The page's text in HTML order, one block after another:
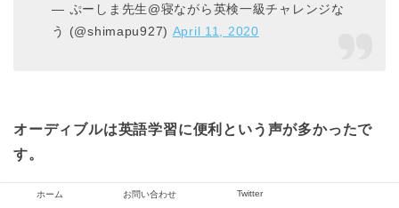
— ぷーしま先生@寝ながら英検一級チャレンジな
う (@shimapu927) April 11, 2020
オーディブルは英語学習に便利という声が多かったで
す。
ホーム お問い合わせ Twitter